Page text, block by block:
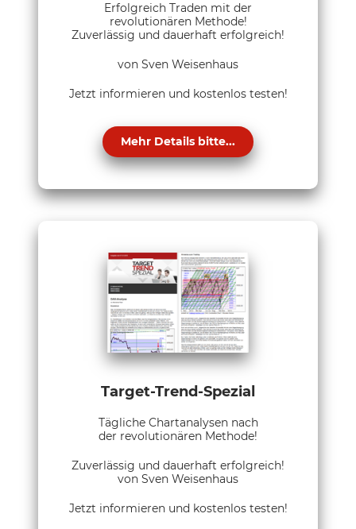
Erfolgreich Traden mit der
revolutionären Methode!
Zuverlässig und dauerhaft erfolgreich!
von Sven Weisenhaus
Jetzt informieren und kostenlos testen!
Mehr Details bitte...
Target-Trend-Spezial
Tägliche Chartanalysen nach
der revolutionären Methode!
Zuverlässig und dauerhaft erfolgreich!
von Sven Weisenhaus
Jetzt informieren und kostenlos testen!